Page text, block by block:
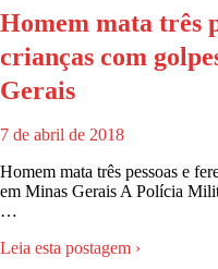
Homem mata três
crianças com
Gerais
7 de abril de 2018
Homem mata três pessoas e
em Minas Gerais A Polícia
…
Leia esta postagem ›